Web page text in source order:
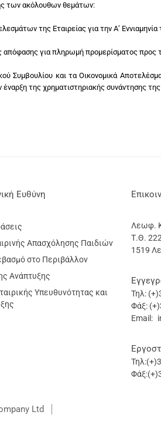
των ακόλουθων θεμάτων:
της Εταιρείας για την Α’ Εννιαμηνία
για πληρωμή προμερίσματος προς
Συμβουλίου και τα Οικονομικά
της χρηματιστηριακής συνάντησης
Ευθύνη
Απασχόλησης Παιδιών
στο Περιβάλλον
Ανάπτυξης
Υπευθυνότητας και
Λεωφ.
Τ.Θ.
1519
Τηλ:
Φάξ:
Email:
Ltd